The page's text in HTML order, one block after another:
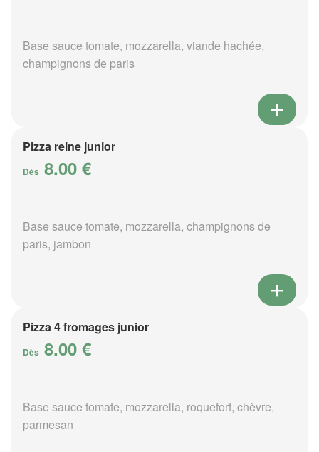
Base sauce tomate, mozzarella, viande hachée,
champignons de paris
Pizza reine junior
Dès 8.00 €
Base sauce tomate, mozzarella, champignons de
paris, jambon
Pizza 4 fromages junior
Dès 8.00 €
Base sauce tomate, mozzarella, roquefort, chèvre,
parmesan